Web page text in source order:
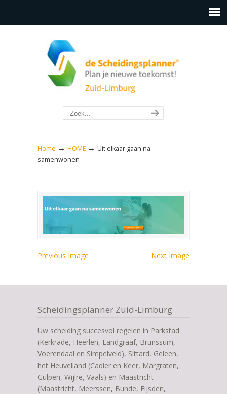
Home → HOME → Uit elkaar gaan na
samenwonen
Previous Image Next Image
Scheidingsplanner Zuid-Limburg
Uw scheiding succesvol regelen in Parkstad
(Kerkrade, Heerlen, Landgraaf, Brunssum,
Voerendaal en Simpelveld), Sittard, Geleen,
het Heuvelland (Cadier en Keer, Margraten,
Gulpen, Wijlre, Vaals) en Maastricht
(Maastricht, Meerssen, Bunde, Eijsden,